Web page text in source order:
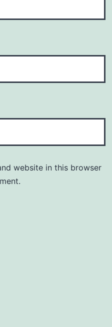
website in this browser